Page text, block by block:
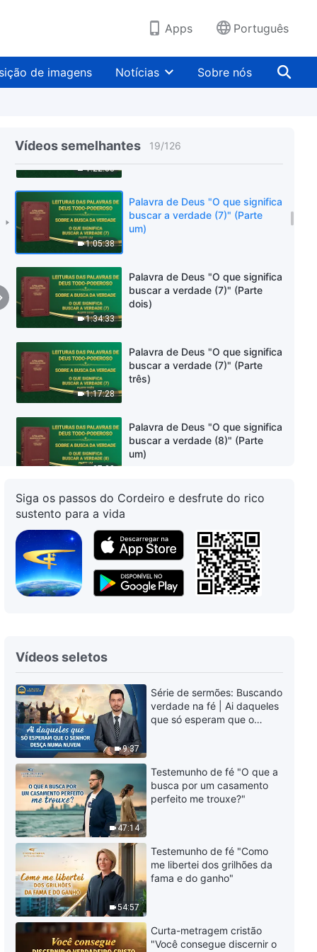
Apps Português
de imagens Notícias Sobre nós
Vídeos semelhantes 19/126
buscar a verdade (6)" (Parte
dois)
1:22:38
buscar a verdade (6)" (Parte
três)
1:05:38
Palavra de Deus "O que significa
buscar a verdade (7)" (Parte
um)
1:34:33
Palavra de Deus "O que significa
buscar a verdade (7)" (Parte
dois)
1:17:28
Palavra de Deus "O que significa
buscar a verdade (7)" (Parte
três)
37:38
Palavra de Deus "O que significa
buscar a verdade (8)" (Parte
um)
1:16:56
Palavra de Deus "O que significa
dois)
Palavra de Deus "O que significa
buscar a verdade (8)" (Parte
50:38
39:53
Palavra de Deus "O que significa
buscar a verdade (9)" (Parte
dois)
1:20:32
Palavra de Deus "O que significa
buscar a verdade (9)" (Parte
três)
1:01:10
Palavra de Deus "O que significa
buscar a verdade (10)" (Parte
um)
Siga os passos do Cordeiro e desfrute do rico
sustento para a vida
Vídeos seletos
9:37
Série de sermões: Buscando
verdade na fé | Ai daqueles
que só esperam que o
47:14
Testemunho de fé "O que a
busca por um casamento
perfeito me trouxe?"
54:57
Testemunho de fé "Como
me libertei dos grilhões da
fama e do ganho"
Curta-metragem cristão
"Você consegue discernir o